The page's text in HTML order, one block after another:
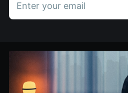
Enter your email